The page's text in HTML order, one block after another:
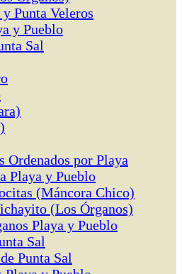
Punta Veleros
y Pueblo
Sal
Ordenados por Playa
Playa y Pueblo
(Máncora Chico)
(Los Órganos)
Playa y Pueblo
Sal
Punta Sal